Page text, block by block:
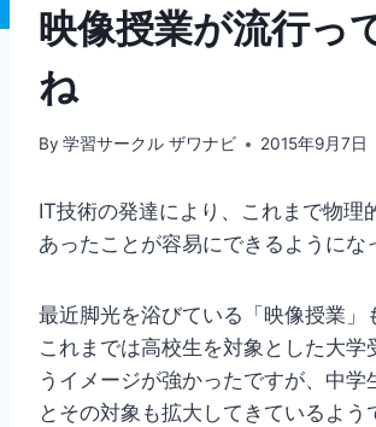
映像授業が流行っ
ね
By 学習サークル ザワナビ 2015年9月7日
IT技術の発達により、これまで物理
あったことが容易にできるようにな
最近脚光を浴びている「映像授業」
これまでは高校生を対象とした大学
うイメージが強かったですが、中学
とその対象も拡大してきているよう